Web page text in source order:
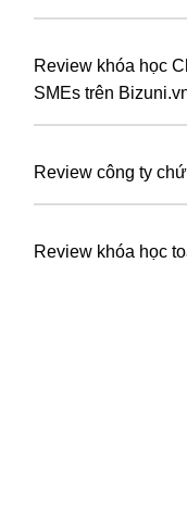
Review khóa học
SMEs trên
Review công ty
Review khóa học